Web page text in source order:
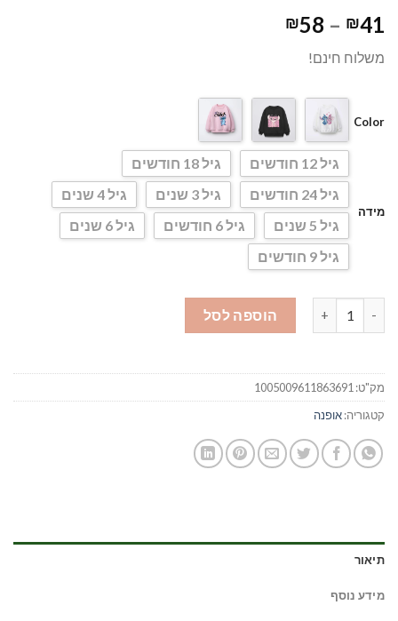
₪41
–
₪58
משלוח חינם!
Color
מידה
גיל 12 חודשים
גיל 18 חודשים
גיל 24 חודשים
גיל 3 שנים
גיל 4 שנים
גיל 5 שנים
גיל 6 חודשים
גיל 6 שנים
גיל 9 חודשים
הוספה לסל
מק"ט: 1005009611863691
קטגוריה:אופנה
תיאור
מידע נוסף